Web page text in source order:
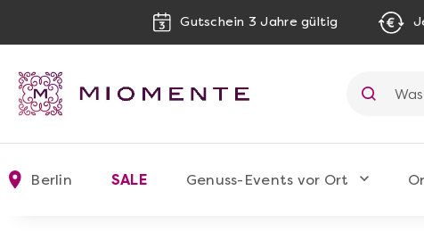
Gutschein 3 Jahre gültig
Berlin SALE Genuss-Events vor Ort